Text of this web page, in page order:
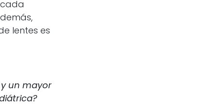
lentes es
un mayor